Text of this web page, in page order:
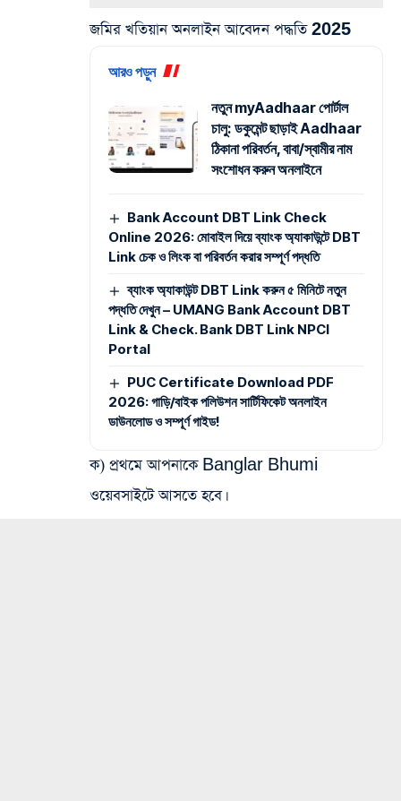
জমির খতিয়ান অনলাইন আবেদন পদ্ধতি 2025
আরও পড়ুন
নতুন myAadhaar পোর্টাল
চালু: ডকুমেন্ট ছাড়াই Aadhaar
ঠিকানা পরিবর্তন, বাবা/স্বামীর নাম
সংশোধন করুন অনলাইনে
Bank Account DBT Link Check
Online 2026: মোবাইল দিয়ে ব্যাংক অ্যাকাউন্টে DBT
Link চেক ও লিংক বা পরিবর্তন করার সম্পূর্ণ পদ্ধতি
ব্যাংক অ্যাকাউন্ট DBT Link করুন ৫ মিনিটে নতুন
পদ্ধতি দেখুন – UMANG Bank Account DBT
Link & Check. Bank DBT Link NPCI
Portal
PUC Certificate Download PDF
2026: গাড়ি/বাইক পলিউশন সার্টিফিকেট অনলাইন
ডাউনলোড ও সম্পূর্ণ গাইড!
ক) প্রথমে আপনাকে Banglar Bhumi
ওয়েবসাইটে আসতে হবে।